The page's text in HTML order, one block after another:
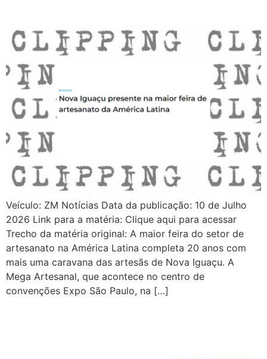
Veículo: ZM Notícias Data da publicação: 10 de Julho
2026 Link para a matéria: Clique aqui para acessar
Trecho da matéria original: A maior feira do setor de
artesanato na América Latina completa 20 anos com
mais uma caravana das artesãs de Nova Iguaçu. A
Mega Artesanal, que acontece no centro de
convenções Expo São Paulo, na […]